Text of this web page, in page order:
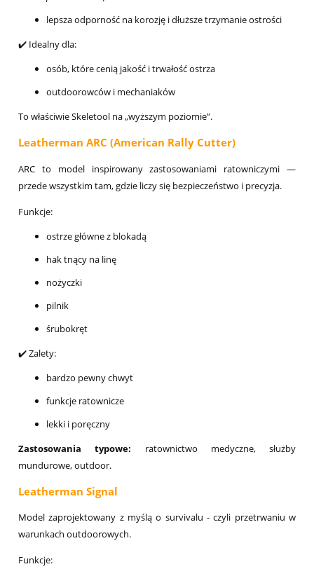
lepsza odporność na korozję i dłuższe trzymanie ostrości
✔️ Idealny dla:
osób, które cenią jakość i trwałość ostrza
outdoorowców i mechaniaków
To właściwie Skeletool na „wyższym poziomie”.
Leatherman ARC (American Rally Cutter)
ARC to model inspirowany zastosowaniami ratowniczymi —
przede wszystkim tam, gdzie liczy się bezpieczeństwo i precyzja.
Funkcje:
ostrze główne z blokadą
hak tnący na linę
nożyczki
pilnik
śrubokręt
✔️ Zalety:
bardzo pewny chwyt
funkcje ratownicze
lekki i poręczny
Zastosowania typowe: ratownictwo medyczne, służby
mundurowe, outdoor.
Leatherman Signal
Model zaprojektowany z myślą o survivalu - czyli przetrwaniu w
warunkach outdoorowych.
Funkcje: